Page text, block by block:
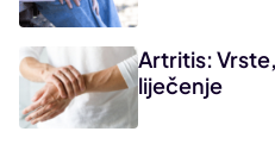
Artritis:
liječenje